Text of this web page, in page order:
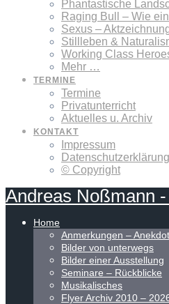
Phantastische
Raging Bull – Wie
Sexus –
Stillleben &
Working Class
Mehr …
TERMINE
Termine
Privatunterricht
Aktuelles u. Archiv
KONTAKT
Impressum
Datenschutzerklärung
© Copyright
Andreas Noßmann -
Home
Anmerkungen –
Bilder von unterwegs
Bilder einer Ausstellung
Seminare – Rückblicke
Musikalisches
Flyer Archiv 2010 –